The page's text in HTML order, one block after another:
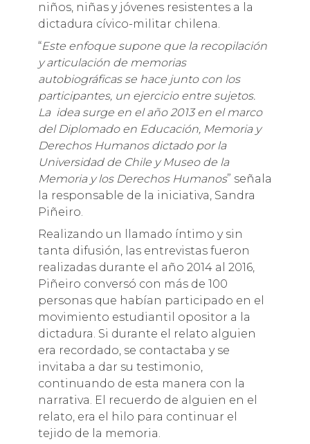
niños, niñas y jóvenes resistentes a la
dictadura cívico-militar chilena.
“Este enfoque supone que la recopilación
y articulación de memorias
autobiográficas se hace junto con los
participantes, un ejercicio entre sujetos.
La idea surge en el año 2013 en el marco
del Diplomado en Educación, Memoria y
Derechos Humanos dictado por la
Universidad de Chile y Museo de la
Memoria y los Derechos Humanos” señala
la responsable de la iniciativa, Sandra
Piñeiro.
Realizando un llamado íntimo y sin
tanta difusión, las entrevistas fueron
realizadas durante el año 2014 al 2016,
Piñeiro conversó con más de 100
personas que habían participado en el
movimiento estudiantil opositor a la
dictadura. Si durante el relato alguien
era recordado, se contactaba y se
invitaba a dar su testimonio,
continuando de esta manera con la
narrativa. El recuerdo de alguien en el
relato, era el hilo para continuar el
tejido de la memoria.